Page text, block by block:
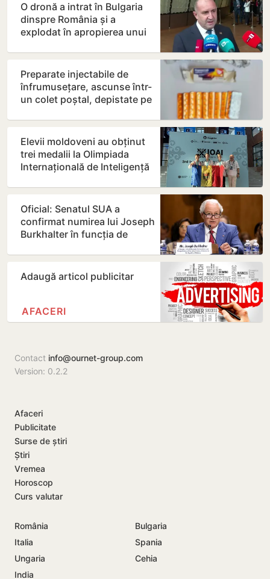
O dronă a intrat în Bulgaria
dinspre România și a
explodat în apropierea unui
Preparate injectabile de
înfrumusețare, ascunse într-
un colet poștal, depistate pe
Elevii moldoveni au obținut
trei medalii la Olimpiada
Internațională de Inteligență
Oficial: Senatul SUA a
confirmat numirea lui Joseph
Burkhalter în funcția de
Adaugă articol publicitar
AFACERI
Contact info@ournet-group.com
Version: 0.2.2
Afaceri
Publicitate
Surse de știri
Știri
Vremea
Horoscop
Curs valutar
România
Bulgaria
Italia
Spania
Ungaria
Cehia
India